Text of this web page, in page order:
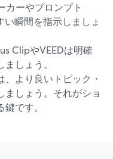
ーやプロンプト
瞬間を指示しましょ
ClipやVEEDは明確
しょう。
より良いトピック・
ましょう。それがショ
です。